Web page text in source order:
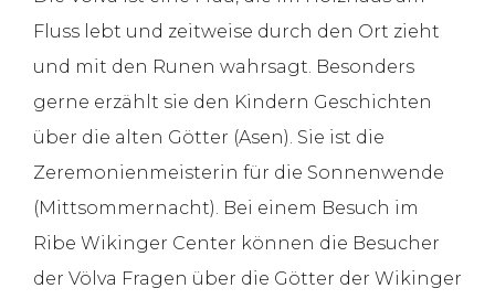
Fluss lebt und zeitweise durch den Ort zieht
und mit den Runen wahrsagt. Besonders
gerne erzählt sie den Kindern Geschichten
über die alten Götter (Asen). Sie ist die
Zeremonienmeisterin für die Sonnenwende
(Mittsommernacht). Bei einem Besuch im
Ribe Wikinger Center können die Besucher
der Völva Fragen über die Götter der Wikinger